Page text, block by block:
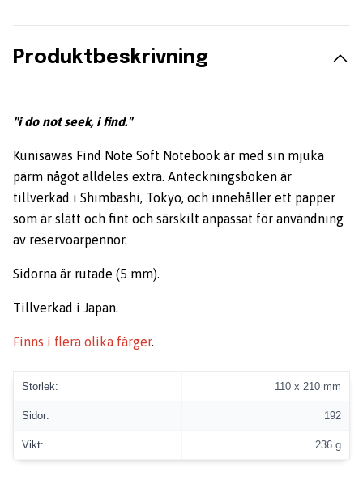
Produktbeskrivning
"i do not seek, i find."
Kunisawas Find Note Soft Notebook är med sin mjuka
pärm något alldeles extra. Anteckningsboken är
tillverkad i Shimbashi, Tokyo, och innehåller ett papper
som är slätt och fint och särskilt anpassat för användning
av reservoarpennor.
Sidorna är rutade (5 mm).
Tillverkad i Japan.
Finns i flera olika färger.
Storlek: 110 x 210 mm
Sidor: 192
Vikt: 236 g